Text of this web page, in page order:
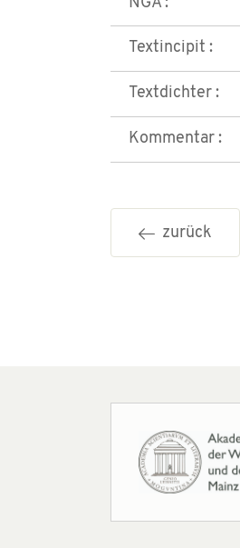
Textincipit :
Textdichter :
Kommentar :
zurück